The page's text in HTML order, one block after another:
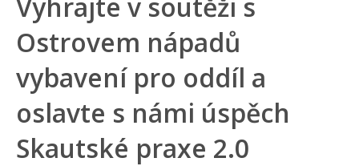
Ostrovem nápadů
vybavení pro oddíl a
oslavte s námi úspěch
Skautské praxe 2.0